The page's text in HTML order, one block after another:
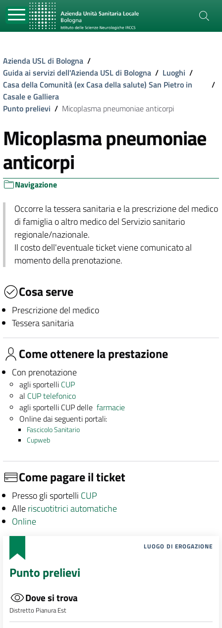
Azienda USL di Bologna /
Guida ai servizi dell'Azienda USL di Bologna / Luoghi /
Casa della Comunità (ex Casa della salute) San Pietro in
Casale e Galliera
/
Punto prelievi / Micoplasma pneumoniae anticorpi
Micoplasma pneumoniae
anticorpi
Navigazione
Occorre la tessera sanitaria e la prescrizione del medico
di famiglia o altro medico del Servizio sanitario
regionale/nazionale.
Il costo dell'eventuale ticket viene comunicato al
momento della prenotazione.
Cosa serve
Prescrizione del medico
Tessera sanitaria
Come ottenere la prestazione
Con prenotazione
agli sportelli CUP
al CUP telefonico
agli sportelli CUP dellefarmacie
Online dai seguenti portali:
Fascicolo Sanitario
Cupweb
Come pagare il ticket
Presso gli sportelli CUP
Alleriscuotitrici automatiche
Online
LUOGO DI EROGAZIONE
Punto prelievi
Dove si trova
Distretto Pianura Est